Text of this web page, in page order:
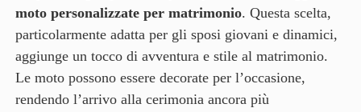
moto personalizzate per matrimonio. Questa scelta,
particolarmente adatta per gli sposi giovani e dinamici,
aggiunge un tocco di avventura e stile al matrimonio.
Le moto possono essere decorate per l’occasione,
rendendo l’arrivo alla cerimonia ancora più